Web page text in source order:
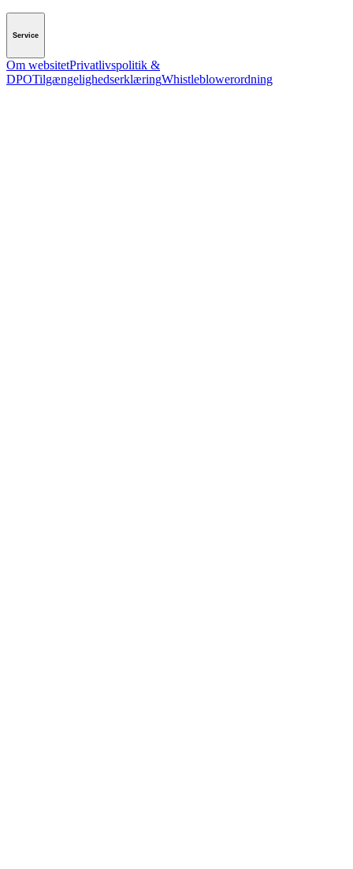
Service
Om websitetPrivatlivspolitik &
DPOTilgængelighedserklæringWhistleblowerordning